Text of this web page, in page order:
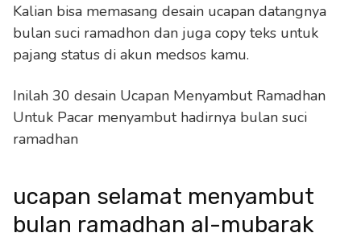
Kalian bisa memasang desain ucapan datangnya
bulan suci ramadhon dan juga copy teks untuk
pajang status di akun medsos kamu.
Inilah 30 desain Ucapan Menyambut Ramadhan
Untuk Pacar menyambut hadirnya bulan suci
ramadhan
ucapan selamat menyambut
bulan ramadhan al-mubarak